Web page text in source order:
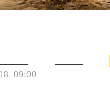
09:00